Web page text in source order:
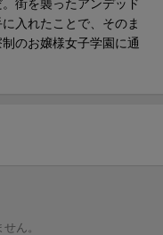
街を襲ったアンデッド
入れたことで、そのま
のお嬢様女子学園に通
ん。